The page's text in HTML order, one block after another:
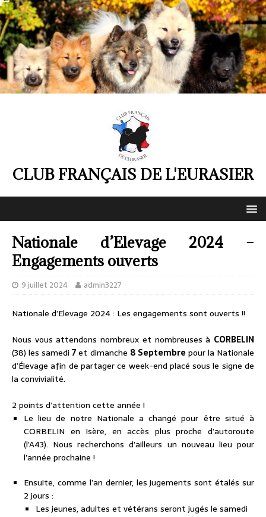
CLUB FRANÇAIS DE L'EURASIER
Nationale d’Elevage 2024 –
Engagements ouverts
9 juillet 2024 admin3227
Nationale d’Elevage 2024 : Les engagements sont ouverts !!
Nous vous attendons nombreux et nombreuses à CORBELIN
(38) les samedi7et dimanche 8 Septembre pour la Nationale
d’Élevage afin de partager ce week-end placé sous le signe de
la convivialité.
2 points d’attention cette année !
Le lieu de notre Nationale a changé pour être situé à
CORBELIN en Isère, en accès plus proche d’autoroute
(l’A43). Nous recherchons d’ailleurs un nouveau lieu pour
l’année prochaine !
Ensuite, comme l’an dernier, les jugements sont étalés sur
2 jours :
Les jeunes, adultes et vétérans seront jugés le samedi